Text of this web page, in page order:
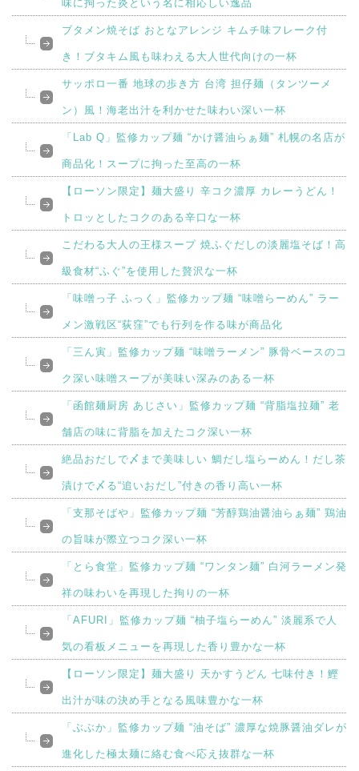
味に拘った炎という名に相応しい逸品
ブタメン焼そば おとなアレンジ キムチ味フレーク付
き！ブタキム風も味わえる大人世代向けの一杯
サッポロ一番 地球の歩き方 台湾 担仔麺（タンツーメ
ン）風！海老出汁を利かせた味わい深い一杯
「Lab Q」監修カップ麺 “かけ醤油らぁ麺” 札幌の名店が
商品化！スープに拘った至高の一杯
【ローソン限定】麺大盛り 辛コク濃厚 カレーうどん！
トロッとしたコクのある辛口な一杯
こだわる大人の王様スープ 焼ふぐだしの淡麗塩そば！高
級食材“ふぐ”を使用した贅沢な一杯
「味噌っ子 ふっく」監修カップ麺 “味噌らーめん” ラー
メン激戦区“荻窪”でも行列を作る味が商品化
「三ん寅」監修カップ麺 “味噌ラーメン” 豚骨ベースのコ
ク深い味噌スープが美味い深みのある一杯
「函館麺厨房 あじさい」監修カップ麺 “背脂塩拉麺” 老
舗店の味に背脂を加えたコク深い一杯
絶品おだしで〆まで美味しい 鯛だし塩らーめん！だし茶
漬けで〆る“追いおだし”付きの香り高い一杯
「支那そばや」監修カップ麺 “芳醇鶏油醤油らぁ麺” 鶏油
の旨味が際立つコク深い一杯
「とら食堂」監修カップ麺 “ワンタン麺” 白河ラーメン発
祥の味わいを再現した拘りの一杯
「AFURI」監修カップ麺 “柚子塩らーめん” 淡麗系で人
気の看板メニューを再現した香り豊かな一杯
【ローソン限定】麺大盛り 天かすうどん 七味付き！鰹
出汁が味の決め手となる風味豊かな一杯
「ぶぶか」監修カップ麺 “油そば” 濃厚な焼豚醤油ダレが
進化した極太麺に絡む食べ応え抜群な一杯